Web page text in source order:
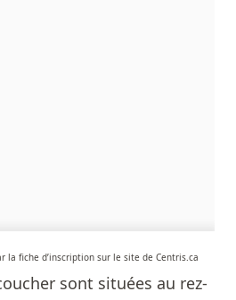
la fiche d’inscription sur le site de Centris.ca
sont situées au rez-